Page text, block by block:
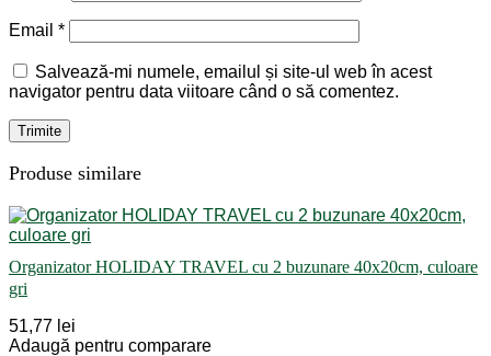
Email *
Salvează-mi numele, emailul și site-ul web în acest
navigator pentru data viitoare când o să comentez.
Produse similare
Organizator HOLIDAY TRAVEL cu 2 buzunare 40x20cm, culoare
gri
51,77 lei
Adaugă pentru comparare